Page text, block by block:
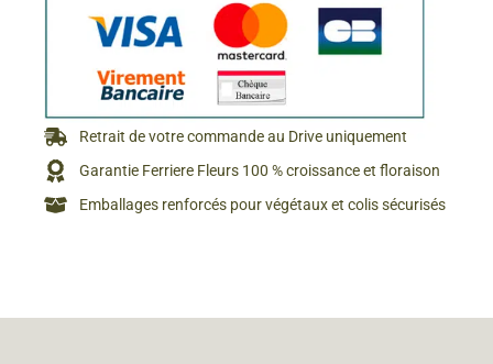
Retrait de votre commande au Drive uniquement
Garantie Ferriere Fleurs 100 % croissance et floraison
Emballages renforcés pour végétaux et colis sécurisés